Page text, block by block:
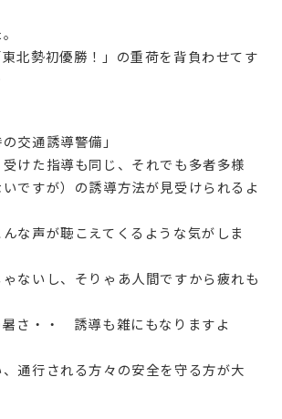
北勢初優勝！」の重荷を背負わせてす
交通誘導警備」
けた指導も同じ、それでも多者多様
いですが）の誘導方法が見受けられるよ
な声が聴こえてくるような気がしま
ゃないし、そりゃあ人間ですから疲れも
暑さ・・ 誘導も雑にもなりますよ
、通行される方々の安全を守る方が大